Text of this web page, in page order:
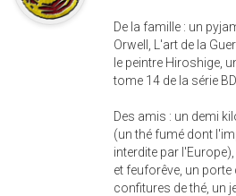
De la famille : un
Orwell, L'art de la
le peintre Hiroshige,
tome 14 de la série
Des amis : un demi
(un thé fumé dont
interdite par
et feuforêve, un
confitures de thé, un